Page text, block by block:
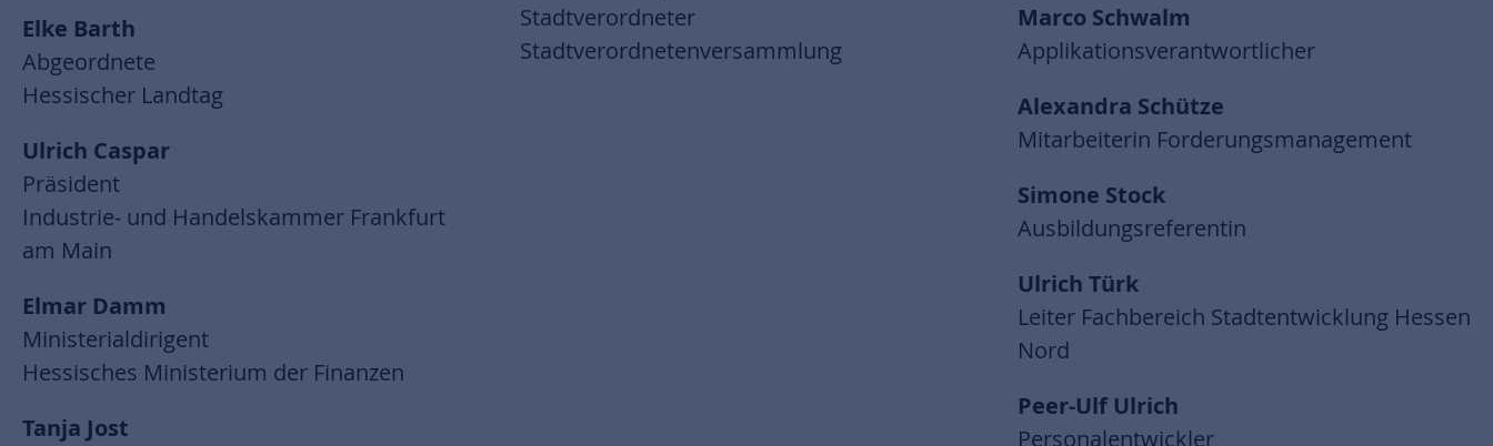
Elke Barth
Abgeordnete
Hessischer Landtag
Ulrich Caspar
Präsident
Industrie- und Handelskammer Frankfurt
am Main
Elmar Damm
Ministerialdirigent
Hessisches Ministerium der Finanzen
Tanja Jost
Stadtverordneter
Stadtverordnetenversammlung
Marco Schwalm
Applikationsverantwortlicher
Alexandra Schütze
Mitarbeiterin Forderungsmanagement
Simone Stock
Ausbildungsreferentin
Ulrich Türk
Leiter Fachbereich Stadtentwicklung Hessen
Nord
Peer-Ulf Ulrich
Personalentwickler